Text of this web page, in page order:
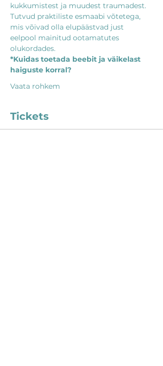
kukkumistest ja muudest traumadest.
Tutvud praktiliste esmaabi võtetega,
mis võivad olla elupäästvad just
eelpool mainitud ootamatutes
olukordades.
*Kuidas toetada beebit ja väikelast
haiguste korral?
Vaata rohkem
Tickets